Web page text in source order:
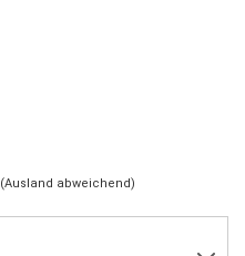
(Ausland abweichend)